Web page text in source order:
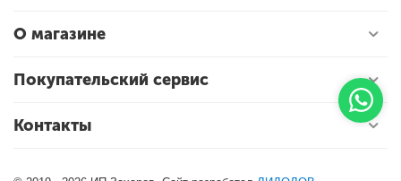
О магазине
Покупательский сервис
Контакты